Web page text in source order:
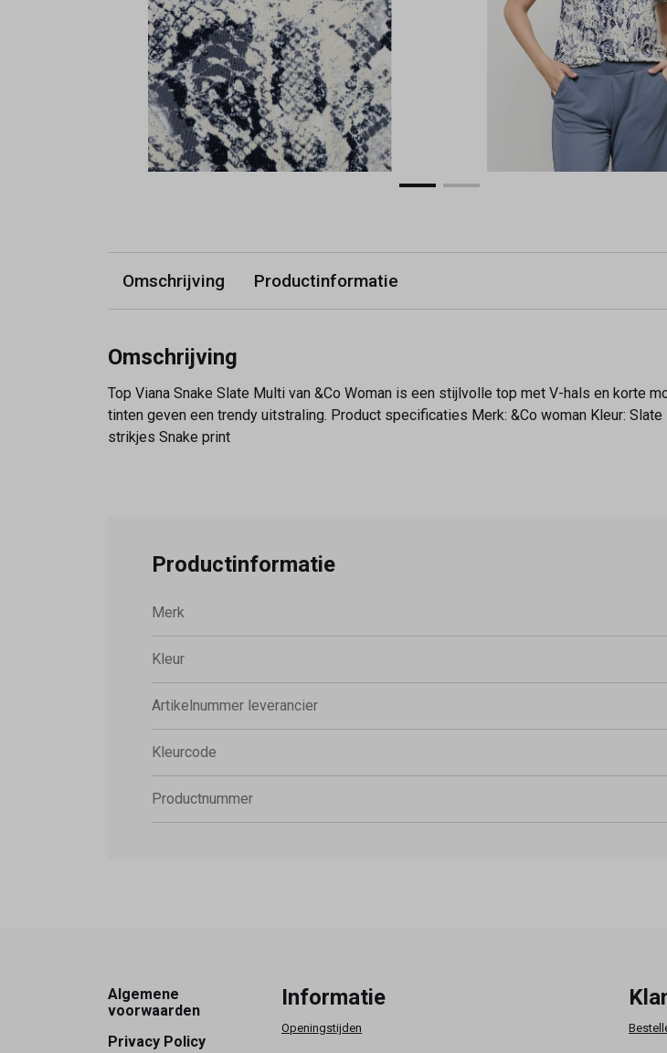
Omschrijving Productinformatie
Omschrijving
Top Viana Snake Slate Multi van &Co Woman is een stijlvolle top met V-hals en korte
tinten geven een trendy uitstraling. Product specificaties Merk: &Co woman Kleur:
strikjes Snake print
Productinformatie
Merk
Kleur
Artikelnummer leverancier
Kleurcode
Productnummer
Footer
Algemene
voorwaarden
Privacy Policy
Informatie
Openingstijden